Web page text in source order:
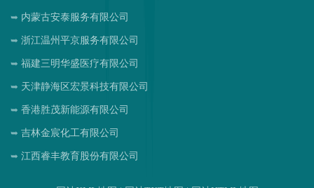
内蒙古安泰服务有限公司
浙江温州平京服务有限公司
福建三明华盛医疗有限公司
天津静海区宏景科技有限公司
香港胜茂新能源有限公司
吉林金宸化工有限公司
江西睿丰教育股份有限公司